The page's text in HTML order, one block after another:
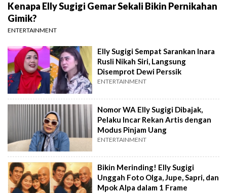
Kenapa Elly Sugigi Gemar Sekali Bikin Pernikahan
Gimik?
ENTERTAINMENT
Elly Sugigi Sempat Sarankan Inara
Rusli Nikah Siri, Langsung
Disemprot Dewi Perssik
ENTERTAINMENT
Nomor WA Elly Sugigi Dibajak,
Pelaku Incar Rekan Artis dengan
Modus Pinjam Uang
ENTERTAINMENT
Bikin Merinding! Elly Sugigi
Unggah Foto Olga, Jupe, Sapri, dan
Mpok Alpa dalam 1 Frame